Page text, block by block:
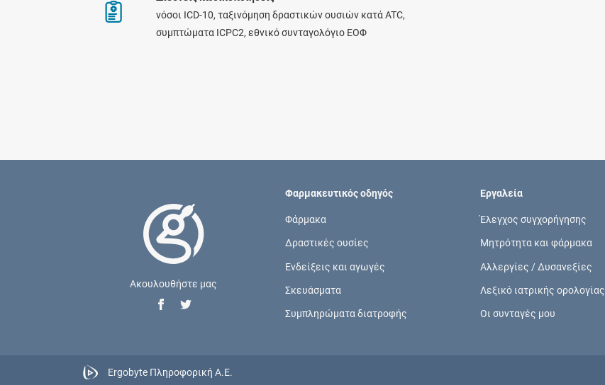
Ενημερωθείτε για την ασφάλεια χορήγησης
ενός φαρμάκου κατά τη διάρκεια της
επιπλέον παροχές των συνδρομητικών
Ενδείξεις και αγωγές
νόσους, συμπτώματα και ιατρικές πράξεις
νόσοι ICD-10, ταξινόμηση δραστικών ουσιών κατά ATC,
συμπτώματα ICPC2, εθνικό συνταγολόγιο ΕΟΦ
Ακουλουθήστε μας
Φαρμακευτικός οδηγός
Φάρμακα
Δραστικές ουσίες
Ενδείξεις και αγωγές
Σκευάσματα
Συμπληρώματα διατροφής
Εργαλεία
Έλεγχος συγχορήγησης
Μητρότητα και φάρμακα
Αλλεργίες / Δυσανεξίες
Λεξικό ιατρικής ορολογίας
Οι συνταγές μου
Ergobyte Πληροφορική Α.Ε.